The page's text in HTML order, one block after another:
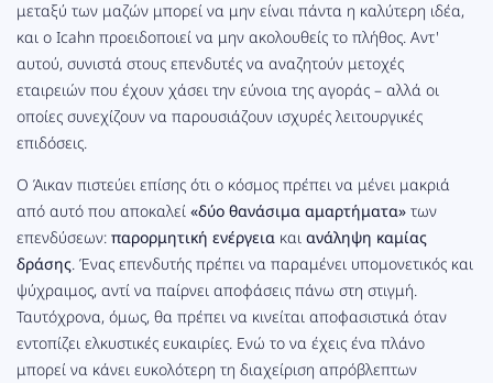
μεταξύ των μαζών μπορεί να μην είναι πάντα η καλύτερη ιδέα,
και ο Icahn προειδοποιεί να μην ακολουθείς το πλήθος. Αντ'
αυτού, συνιστά στους επενδυτές να αναζητούν μετοχές
εταιρειών που έχουν χάσει την εύνοια της αγοράς – αλλά οι
οποίες συνεχίζουν να παρουσιάζουν ισχυρές λειτουργικές
επιδόσεις.
Ο Άικαν πιστεύει επίσης ότι ο κόσμος πρέπει να μένει μακριά
από αυτό που αποκαλεί «δύο θανάσιμα αμαρτήματα» των
επενδύσεων: παρορμητική ενέργεια και ανάληψη καμίας
δράσης. Ένας επενδυτής πρέπει να παραμένει υπομονετικός και
ψύχραιμος, αντί να παίρνει αποφάσεις πάνω στη στιγμή.
Ταυτόχρονα, όμως, θα πρέπει να κινείται αποφασιστικά όταν
εντοπίζει ελκυστικές ευκαιρίες. Ενώ το να έχεις ένα πλάνο
μπορεί να κάνει ευκολότερη τη διαχείριση απρόβλεπτων